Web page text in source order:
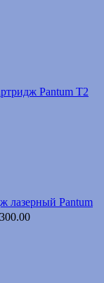
Pantum T2
лазерный Pantum